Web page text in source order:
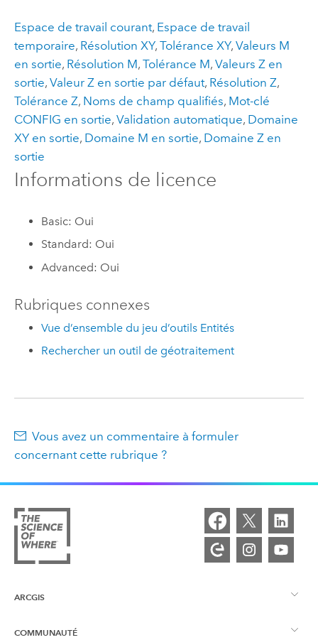
Espace de travail courant, Espace de travail
temporaire, Résolution XY, Tolérance XY, Valeurs M
en sortie, Résolution M, Tolérance M, Valeurs Z en
sortie, Valeur Z en sortie par défaut, Résolution Z,
Tolérance Z, Noms de champ qualifiés, Mot-clé
CONFIG en sortie, Validation automatique, Domaine
XY en sortie, Domaine M en sortie, Domaine Z en
sortie
Informations de licence
Basic: Oui
Standard: Oui
Advanced: Oui
Rubriques connexes
Vue d’ensemble du jeu d’outils Entités
Rechercher un outil de géotraitement
Vous avez un commentaire à formuler
concernant cette rubrique ?
ARCGIS
Vue d’ensemble d’ArcGIS
COMMUNAUTÉ